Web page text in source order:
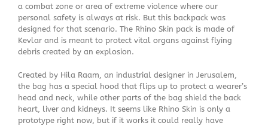
a combat zone or area of extreme violence where our
personal safety is always at risk. But this backpack was
designed for that scenario. The Rhino Skin pack is made of
Kevlar and is meant to protect vital organs against flying
debris created by an explosion.
Created by Hila Raam, an industrial designer in Jerusalem,
the bag has a special hood that flips up to protect a wearer’s
head and neck, while other parts of the bag shield the back
heart, liver and kidneys. It seems like Rhino Skin is only a
prototype right now, but if it works it could really have